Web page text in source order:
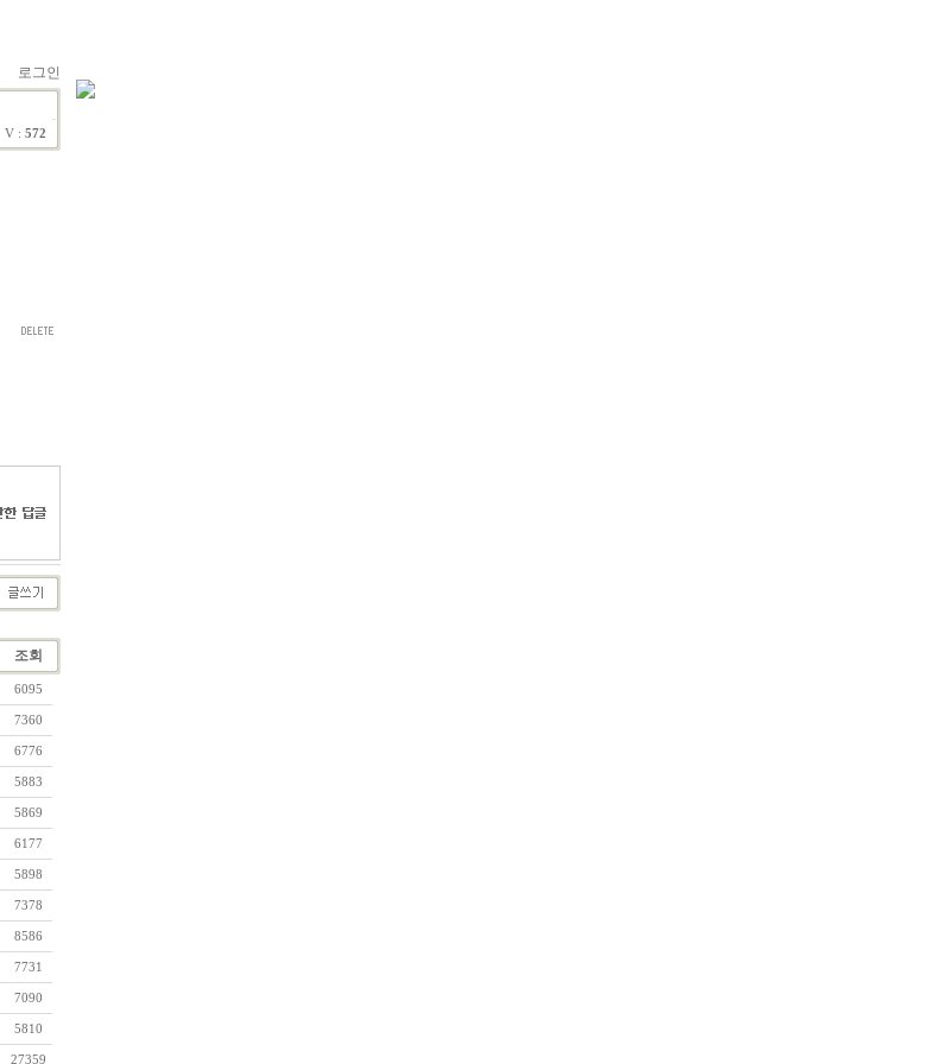
로그인
, V : 572
조회
6095
7360
6776
5883
5869
6177
5898
7378
8586
7731
7090
5810
27359